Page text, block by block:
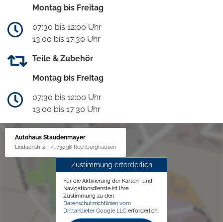
Montag bis Freitag
07:30 bis 12:00 Uhr
13:00 bis 17:30 Uhr
Teile & Zubehör
Montag bis Freitag
07:30 bis 12:00 Uhr
13:00 bis 17:30 Uhr
Autohaus Staudenmayer
Lindachstr 2 - 4, 73098 Rechberghausen
Zustimmung erforderlich
Für die Aktivierung der Karten- und
Navigationsdienste ist Ihre
Zustimmung zu den
Datenschutzrichtlinien vom
Drittanbieter Google LLC erforderlich.